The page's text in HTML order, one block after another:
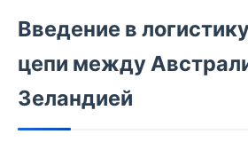
Введение в
цепи между
Зеландией